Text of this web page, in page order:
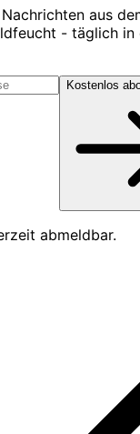
aus
- täglich in
Kostenlos
abmeldbar.